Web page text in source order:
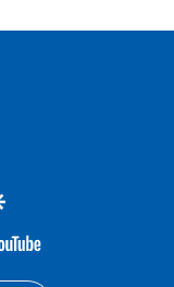
google
youtube-